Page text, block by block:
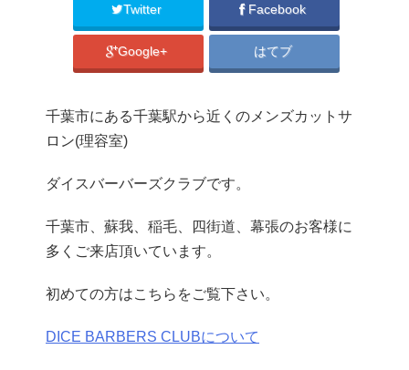
Twitter Facebook
Google+ はてブ
千葉市にある千葉駅から近くのメンズカットサ
ロン(理容室)
ダイスバーバーズクラブです。
千葉市、蘇我、稲毛、四街道、幕張のお客様に
多くご来店頂いています。
初めての方はこちらをご覧下さい。
DICE BARBERS CLUBについて